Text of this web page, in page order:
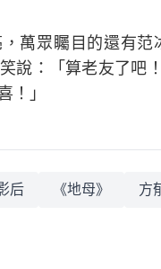
萬眾矚目的還有
說：「算老友了吧
！」
后 《地母》 方